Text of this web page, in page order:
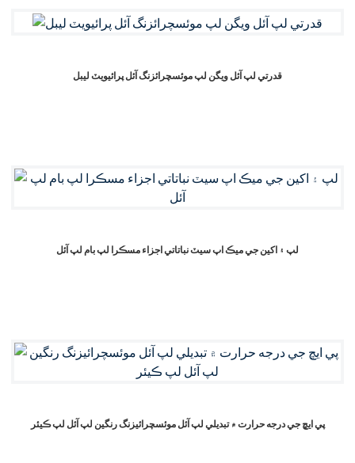
قدرتي لپ آئل ويگن لپ موئسچرائزنگ آئل پرائيويٽ ليبل
لپ ۽ اکين جي ميڪ اپ سيٽ نباتاتي اجزاء مسڪرا لپ بام لپ آئل
پي ايڇ جي درجه حرارت ۾ تبديلي لپ آئل موئسچرائيزنگ رنگين لپ آئل لپ ڪيئر